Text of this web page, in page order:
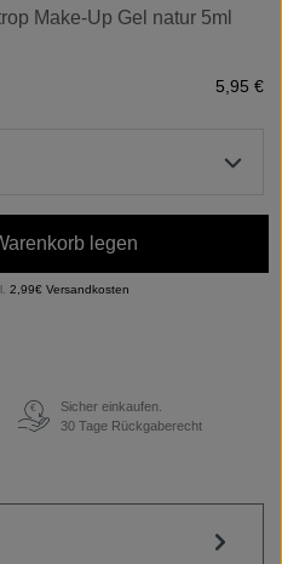
Make-Up Gel natur 5ml
5,95 €
legen
2,99€ Versandkosten
€
Sicher einkaufen.
30 Tage Rückgaberecht